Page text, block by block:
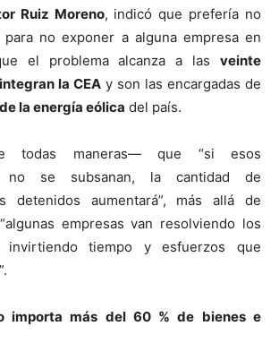
Ruiz Moreno, indicó que prefería no
para no exponer a alguna empresa en
el problema alcanza a las veinte
la CEA y son las encargadas de
la energía eólica del país.
todas maneras— que “si esos
no se subsanan, la cantidad de
detenidos aumentará”, más allá de
empresas van resolviendo los
invirtiendo tiempo y esfuerzos que
importa más del 60 % de bienes e